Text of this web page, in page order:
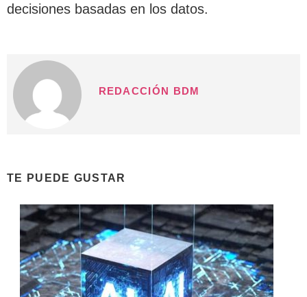
decisiones basadas en los datos.
REDACCIÓN BDM
TE PUEDE GUSTAR